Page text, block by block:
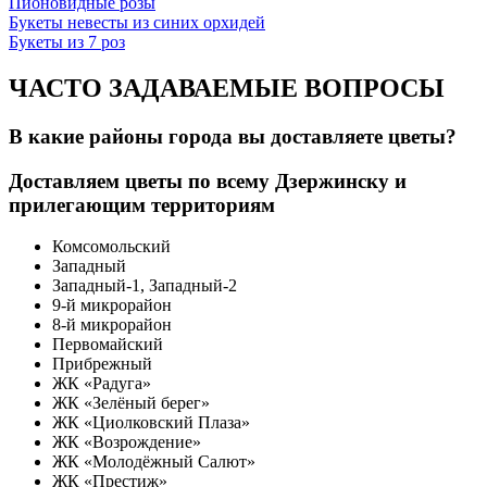
Букеты невесты из синих орхидей
Букеты из 7 роз
ЧАСТО ЗАДАВАЕМЫЕ ВОПРОСЫ
В какие районы города вы доставляете цветы?
Доставляем цветы по всему Дзержинску и
прилегающим территориям
Комсомольский
Западный
Западный-1, Западный-2
9-й микрорайон
8-й микрорайон
Первомайский
Прибрежный
ЖК «Радуга»
ЖК «Зелёный берег»
ЖК «Циолковский Плаза»
ЖК «Возрождение»
ЖК «Молодёжный Салют»
ЖК «Престиж»